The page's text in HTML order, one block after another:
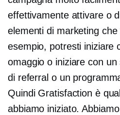
effettivamente attivare o
elementi di marketing
esempio, potresti iniziare
omaggio o iniziare con
di referral o un
Quindi Gratisfaction è
abbiamo iniziato.